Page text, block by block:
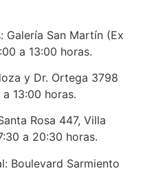
San Martín (Ex
a 13:00 horas.
y Dr. Ortega 3798
13:00 horas.
Rosa 447, Villa
a 20:30 horas.
Boulevard Sarmiento